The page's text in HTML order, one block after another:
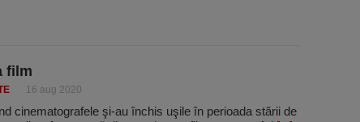
film
16 aug 2020
cinematografele şi-au închis uşile în perioada stării de